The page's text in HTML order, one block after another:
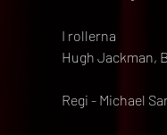
I rollerna
Hugh Jackman,
Regi - Michael